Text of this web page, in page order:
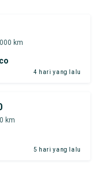
km
4 hari yang lalu
km
5 hari yang lalu